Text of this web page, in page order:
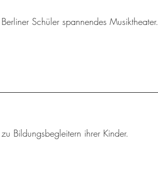
Schüler spannendes Musiktheater.
Bildungsbegleitern ihrer Kinder.